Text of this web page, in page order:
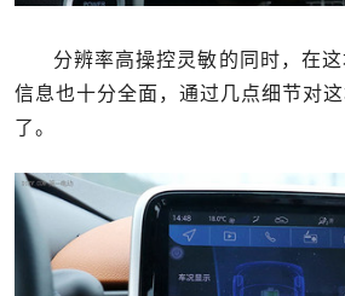
分辨率高操控灵敏的同时，在
信息也十分全面，通过几点细节对
了。